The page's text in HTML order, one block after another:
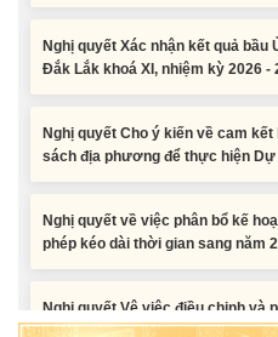
Nghị quyết Xác nhận kết quả bầu
Đắk Lắk khoá XI, nhiệm kỳ 2026 -
Nghị quyết Cho ý kiến về cam
Nghị quyết về việc phân bổ kế
Nghị quyết Vê việc điều chinh và